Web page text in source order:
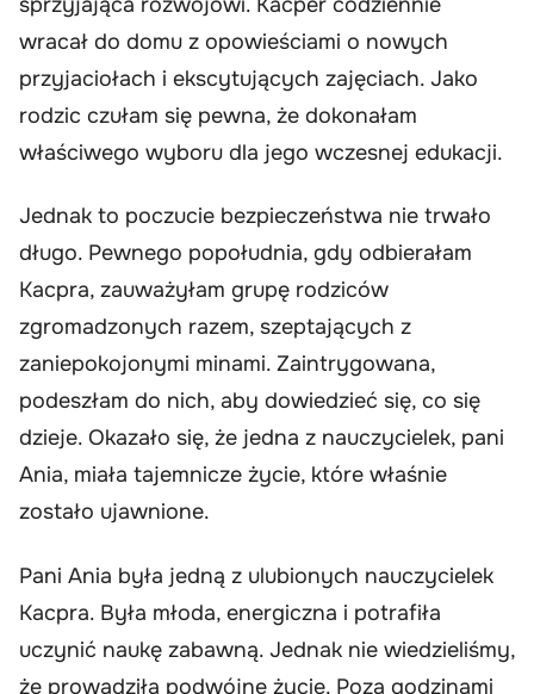
wracał do domu z opowieściami o nowych
przyjaciołach i ekscytujących zajęciach. Jako
rodzic czułam się pewna, że dokonałam
właściwego wyboru dla jego wczesnej edukacji.
Jednak to poczucie bezpieczeństwa nie trwało
długo. Pewnego popołudnia, gdy odbierałam
Kacpra, zauważyłam grupę rodziców
zgromadzonych razem, szeptających z
zaniepokojonymi minami. Zaintrygowana,
podeszłam do nich, aby dowiedzieć się, co się
dzieje. Okazało się, że jedna z nauczycielek, pani
Ania, miała tajemnicze życie, które właśnie
zostało ujawnione.
Pani Ania była jedną z ulubionych nauczycielek
Kacpra. Była młoda, energiczna i potrafiła
uczynić naukę zabawną. Jednak nie wiedzieliśmy,
że prowadziła podwójne życie. Poza godzinami